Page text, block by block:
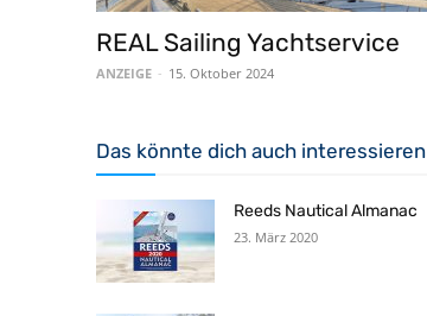
REAL Sailing Yachtservice
ANZEIGE - 15. Oktober 2024
Das könnte dich auch interessieren
Reeds Nautical Almanac
23. März 2020